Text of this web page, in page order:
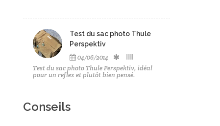
Test du sac photo Thule
Perspektiv
04/06/2014
Test du sac photo Thule Perspektiv, idéal
pour un reflex et plutôt bien pensé.
Conseils